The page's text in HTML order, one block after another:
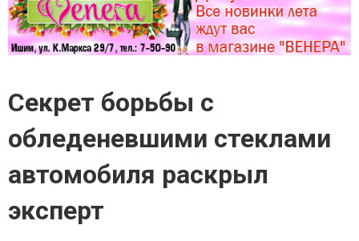
Секрет борьбы с
обледеневшими стеклами
автомобиля раскрыл
эксперт